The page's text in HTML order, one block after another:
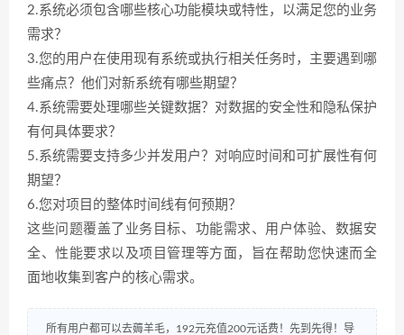
2.系统必须包含哪些核心功能模块或特性，以满足您的业务
需求？
3.您的用户在使用现有系统或执行相关任务时，主要遇到哪
些痛点？他们对新系统有哪些期望？
4.系统需要处理哪些关键数据？对数据的安全性和隐私保护
有何具体要求？
5.系统需要支持多少并发用户？对响应时间和可扩展性有何
期望？
6.您对项目的整体时间线有何预期？
这些问题覆盖了业务目标、功能需求、用户体验、数据安
全、性能要求以及项目管理等方面，旨在帮助您快速而全
面地收集到客户的核心需求。
所有用户都可以去薅羊毛，192元充值200元话费！先到先得！导